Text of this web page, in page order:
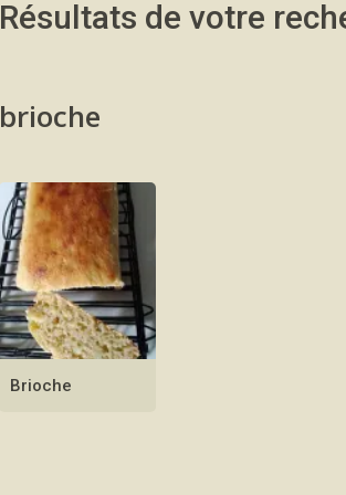
Résultats de votre
brioche
Brioche